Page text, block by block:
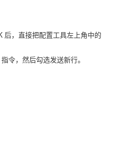
，直接把配置工具左上角中的
令，然后勾选发送新行。